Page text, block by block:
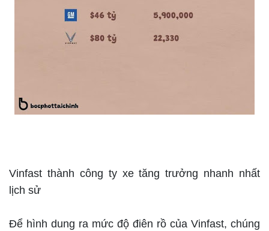
Vinfast thành công ty xe tăng trưởng nhanh nhất
lịch sử
Để hình dung ra mức độ điên rồ của Vinfast, chúng